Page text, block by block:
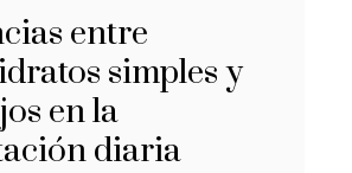
entre
simples y
en la
diaria